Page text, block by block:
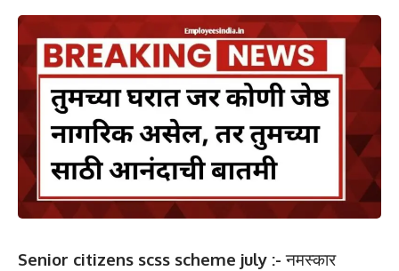
Senior citizens scss scheme july :- नमस्कार